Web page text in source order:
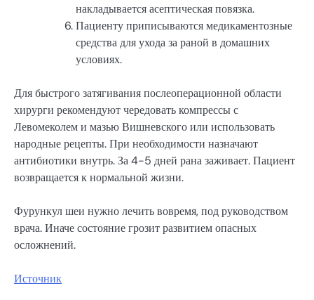
накладывается асептическая повязка.
Пациенту приписываются медикаментозные
средства для ухода за раной в домашних
условиях.
Для быстрого затягивания послеоперационной области
хирурги рекомендуют чередовать компрессы с
Левомеколем и мазью Вишневского или использовать
народные рецепты. При необходимости назначают
антибиотики внутрь. За 4-5 дней рана заживает. Пациент
возвращается к нормальной жизни.
Фурункул шеи нужно лечить вовремя, под руководством
врача. Иначе состояние грозит развитием опасных
осложнений.
Источник